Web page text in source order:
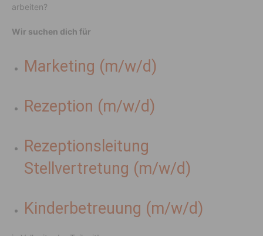
arbeiten?
Wir suchen dich für
Marketing (m/w/d)
Rezeption (m/w/d)
Rezeptionsleitung
Stellvertretung (m/w/d)
Kinderbetreuung (m/w/d)